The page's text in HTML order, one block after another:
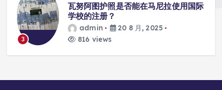
3
瓦努阿图护照是否能在马尼拉使用国际
学校的注册？
admin
20 8 月, 2025
816 views